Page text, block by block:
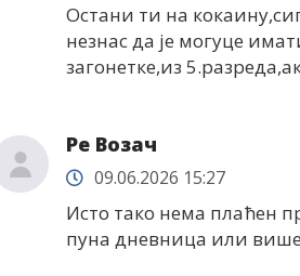
Остани ти на
незнас да је могуце
загонетке,из
Ре Возач
09.06.2026 15:27
Исто тако нема плаћен
пуна дневница или више